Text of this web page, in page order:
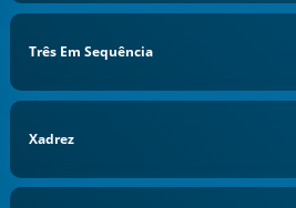
Três Em Sequência
Xadrez